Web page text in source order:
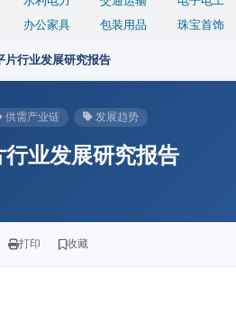
办公家具 包装用品 珠宝首饰
片行业发展研究报告
供需产业链 发展趋势
业发展研究报告
打印 收藏